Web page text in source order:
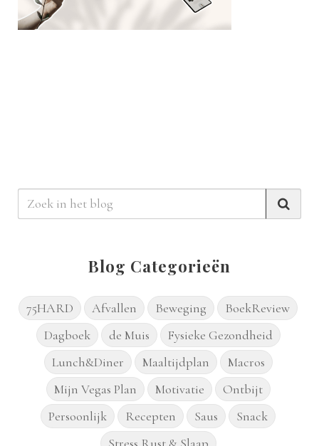
Blog Categorieën
75HARD Afvallen Beweging
BoekReview
Dagboek
de Muis
Fysieke Gezondheid
Lunch&Diner
Maaltijdplan
Macros
Mijn Vegas Plan
Motivatie
Ontbijt
Persoonlijk
Recepten Saus
Snack
Stress Rust & Slaap